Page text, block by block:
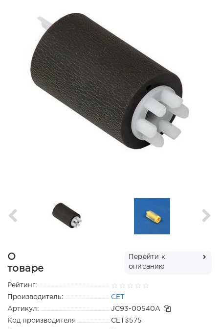
О
товаре
Перейти к
описанию
Рейтинг:
Производитель:
CET
Артикул:
JC93-00540A
Код производителя
CET3575